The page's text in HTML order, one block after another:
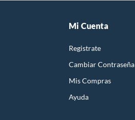
Mi Cuenta
Registrate
Cambiar Contraseña
Mis Compras
Ayuda